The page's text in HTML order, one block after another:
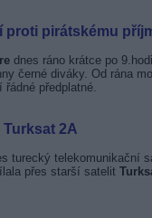
proti pirátskému
dnes ráno krátce po
černé diváky. Od rána
předplatné.
2A
turecký telekomunikační
přes starší satelit